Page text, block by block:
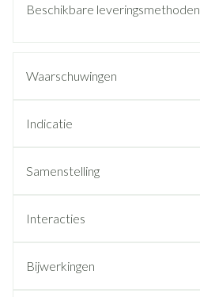
Beschikbare leveringsmethoden
Waarschuwingen
Indicatie
Samenstelling
Interacties
Bijwerkingen